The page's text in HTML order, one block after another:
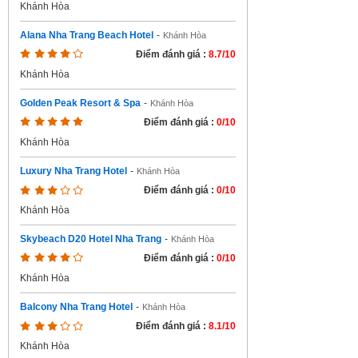
Khánh Hòa
Alana Nha Trang Beach Hotel - Khánh Hòa
Điểm đánh giá : 8.7/10
Khánh Hòa
Golden Peak Resort & Spa - Khánh Hòa
Điểm đánh giá : 0/10
Khánh Hòa
Luxury Nha Trang Hotel - Khánh Hòa
Điểm đánh giá : 0/10
Khánh Hòa
Skybeach D20 Hotel Nha Trang - Khánh Hòa
Điểm đánh giá : 0/10
Khánh Hòa
Balcony Nha Trang Hotel - Khánh Hòa
Điểm đánh giá : 8.1/10
Khánh Hòa